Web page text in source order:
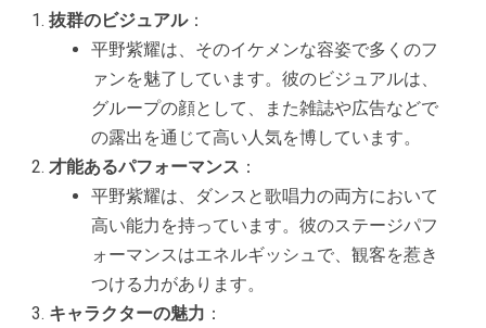
抜群のビジュアル：
平野紫耀は、そのイケメンな容姿で多くのフ
ァンを魅了しています。彼のビジュアルは、
グループの顔として、また雑誌や広告などで
の露出を通じて高い人気を博しています。
才能あるパフォーマンス ：
平野紫耀は、ダンスと歌唱力の両方において
高い能力を持っています。彼のステージパフ
ォーマンスはエネルギッシュで、観客を惹き
つける力があります。
キャラクターの魅力 ：